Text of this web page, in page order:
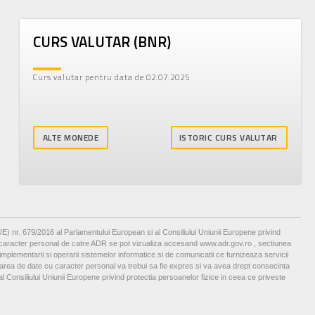
CURS VALUTAR (BNR)
Curs valutar pentru data de 02.07.2025
ALTE MONEDE ISTORIC CURS VALUTAR
nr. 679/2016 al Parlamentului European si al Consiliului Uniunii Europene privind
personal de catre ADR se pot vizualiza accesand www.adr.gov.ro , sectiunea
si operarii sistemelor informatice si de comunicatii ce furnizeaza servicii
de date cu caracter personal va trebui sa fie expres si va avea drept consecinta
Uniunii Europene privind protectia persoanelor fizice in ceea ce priveste